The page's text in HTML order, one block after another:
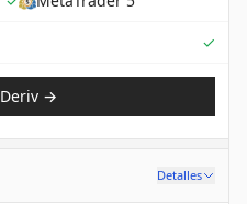
✓
Deriv →
Detalles